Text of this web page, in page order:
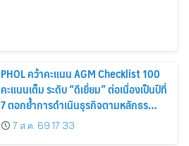
PHOL คว้าคะแนน AGM Checklist 100
คะแนนเต็ม ระดับ “ดีเยี่ยม” ต่อเนื่องเป็นปีที่
7 ตอกย้ำการดำเนินธุรกิจตามหลักธร
รมาภิบาล โปร่งใส สร้างความเชื่อมั่นผู้ถือ
หุ้น
7 ส.ค. 69 17:33